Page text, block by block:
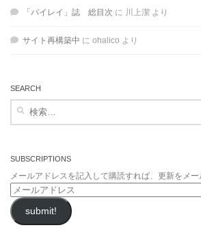
「パイレイ」誌 総目次 に 川上潔 より
サイト再構築中 に ohalico より
SEARCH
SUBSCRIPTIONS
メールアドレスを記入して購読すれば、更新をメー
メ
ー
ル
submit!